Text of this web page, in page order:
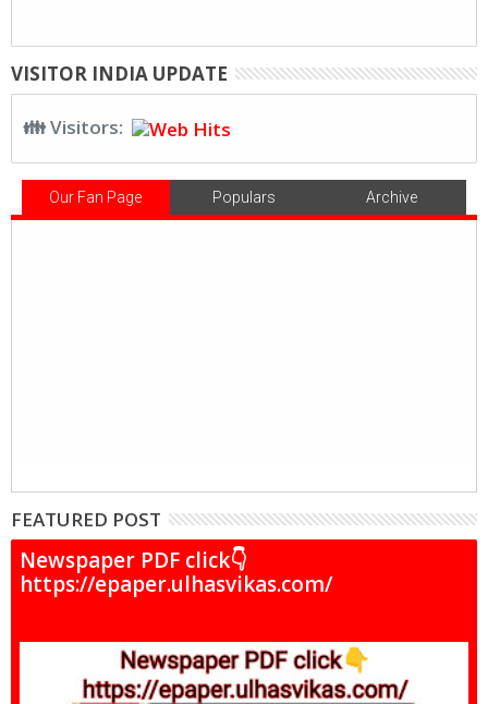
VISITOR INDIA UPDATE
👪 Visitors:
Our Fan Page Populars Archive
FEATURED POST
Newspaper PDF click👇
https://epaper.ulhasvikas.com/